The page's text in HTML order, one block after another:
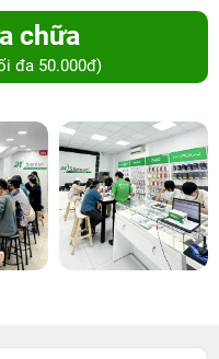
chữa
đa 50.000đ)